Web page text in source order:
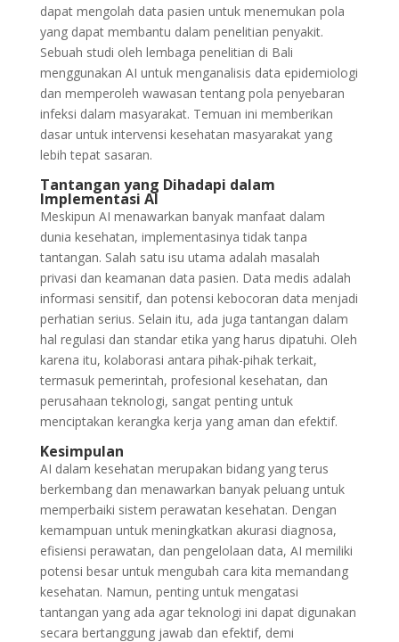
dapat mengolah data pasien untuk menemukan pola
yang dapat membantu dalam penelitian penyakit.
Sebuah studi oleh lembaga penelitian di Bali
menggunakan AI untuk menganalisis data epidemiologi
dan memperoleh wawasan tentang pola penyebaran
infeksi dalam masyarakat. Temuan ini memberikan
dasar untuk intervensi kesehatan masyarakat yang
lebih tepat sasaran.
Tantangan yang Dihadapi dalam
Implementasi AI
Meskipun AI menawarkan banyak manfaat dalam
dunia kesehatan, implementasinya tidak tanpa
tantangan. Salah satu isu utama adalah masalah
privasi dan keamanan data pasien. Data medis adalah
informasi sensitif, dan potensi kebocoran data menjadi
perhatian serius. Selain itu, ada juga tantangan dalam
hal regulasi dan standar etika yang harus dipatuhi. Oleh
karena itu, kolaborasi antara pihak-pihak terkait,
termasuk pemerintah, profesional kesehatan, dan
perusahaan teknologi, sangat penting untuk
menciptakan kerangka kerja yang aman dan efektif.
Kesimpulan
AI dalam kesehatan merupakan bidang yang terus
berkembang dan menawarkan banyak peluang untuk
memperbaiki sistem perawatan kesehatan. Dengan
kemampuan untuk meningkatkan akurasi diagnosa,
efisiensi perawatan, dan pengelolaan data, AI memiliki
potensi besar untuk mengubah cara kita memandang
kesehatan. Namun, penting untuk mengatasi
tantangan yang ada agar teknologi ini dapat digunakan
secara bertanggung jawab dan efektif, demi